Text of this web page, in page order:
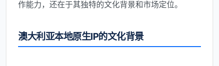
作能力，还在于其独特的文化背景和市场定位。
澳大利亚本地原生IP的文化背景